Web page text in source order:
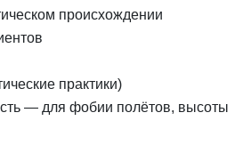
происхождении
практики)
— для фобии полётов, высоты